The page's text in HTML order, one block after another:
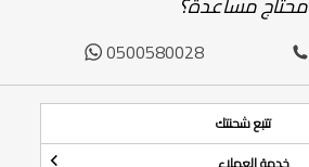
0500580028
تتبع شحنتك